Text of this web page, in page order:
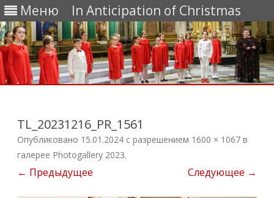
Меню In Anticipation of Christmas
TL_20231216_PR_1561
Опубликовано 15.01.2024 с разрешением 1600 × 1067 в
галерее Photogallery 2023.
← Предыдущее Следующее →